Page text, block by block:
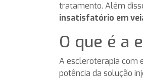
tratamento. Além
insatisfatório em
O que é a
A escleroterapia com
potência da solução